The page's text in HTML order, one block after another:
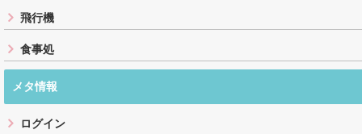
飛行機
食事処
メタ情報
ログイン